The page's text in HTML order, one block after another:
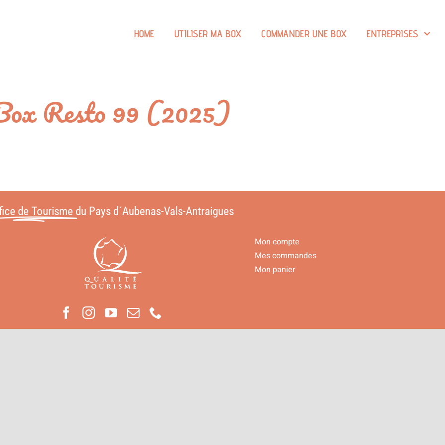
HOME UTILISER MA BOX COMMANDER UNE BOX ENTREPRISES
Resto 99 (2025)
de Tourisme du Pays d´Aubenas-Vals-Antraigues
Mon compte
Mes commandes
Mon panier